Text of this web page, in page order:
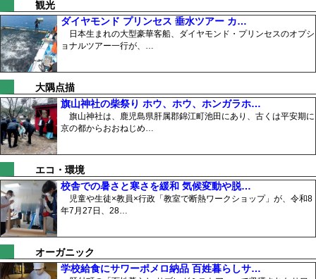
観光
ダイヤモンド プリンセス 垂水ツアー カ…
日本生まれの大型豪華客船、ダイヤモンド・プリンセスのオプシ
ョナルツアー一行が、…
大隅点描
旗山神社の柴祭り ホウ、ホウ、ホンガラホ…
旗山神社は、鹿児島県肝属郡錦江町池田にあり、古くは平安期に
京の都からおおねじめ…
エコ・環境
校舎での暑さと寒さを緩和 気候変動や脱…
児童や生徒×教員×行政「教室で断熱ワークショップ」が、令和8
年7月27日、28…
オーガニック
学校給食にサワーポメロ納品 百姓暮らしサ…